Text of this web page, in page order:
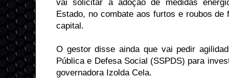
vai solicitar a adoção de medidas
Estado, no combate aos furtos e roubos
capital.
O gestor disse ainda que vai pedir
Pública e Defesa Social (SSPDS) para
governadora Izolda Cela.